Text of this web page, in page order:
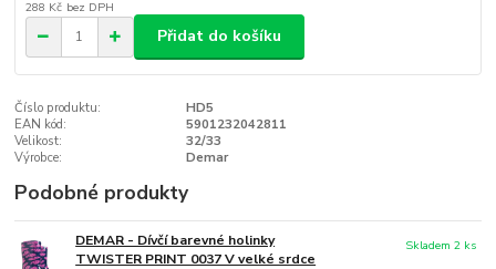
288 Kč bez DPH
Přidat do košíku
Číslo produktu:
HD5
EAN kód:
5901232042811
Velikost:
32/33
Výrobce:
Demar
Podobné produkty
DEMAR - Dívčí barevné holinky
TWISTER PRINT 0037 V velké srdce
Skladem 2 ks